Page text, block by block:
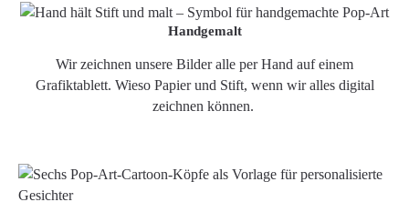
Handgemalt
Wir zeichnen unsere Bilder alle per Hand auf einem
Grafiktablett. Wieso Papier und Stift, wenn wir alles digital
zeichnen können.